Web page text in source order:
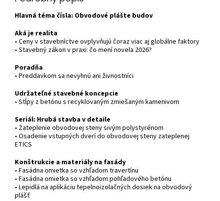
Hlavná téma čísla: Obvodové plášte budov
Aká je realita
• Ceny v stavebníctve ovplyvňujú čoraz viac aj globálne faktory
• Stavebný zákon v praxi: čo mení novela 2026?
Poradňa
• Preddavkom sa nevyhnú ani živnostníci
Udržateľné stavebné koncepcie
• Stĺpy z betónu s recyklovaným zmiešaným kamenivom
Seriál: Hrubá stavba v detaile
• Zateplenie obvodovej steny sivým polystyrénom
• Osadenie vstupných dverí do obvodovej steny zateplenej
ETICS
Konštrukcie a materiály na fasády
• Fasádna omietka so vzhľadom travertínu
• Fasádna omietka so vzhľadom pohľadového betónu
• Lepidlá na aplikáciu tepelnoizolačných dosiek na obvodový
plášť